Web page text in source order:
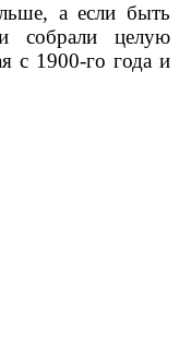
а если быть
собрали целую
с 1900-го года и